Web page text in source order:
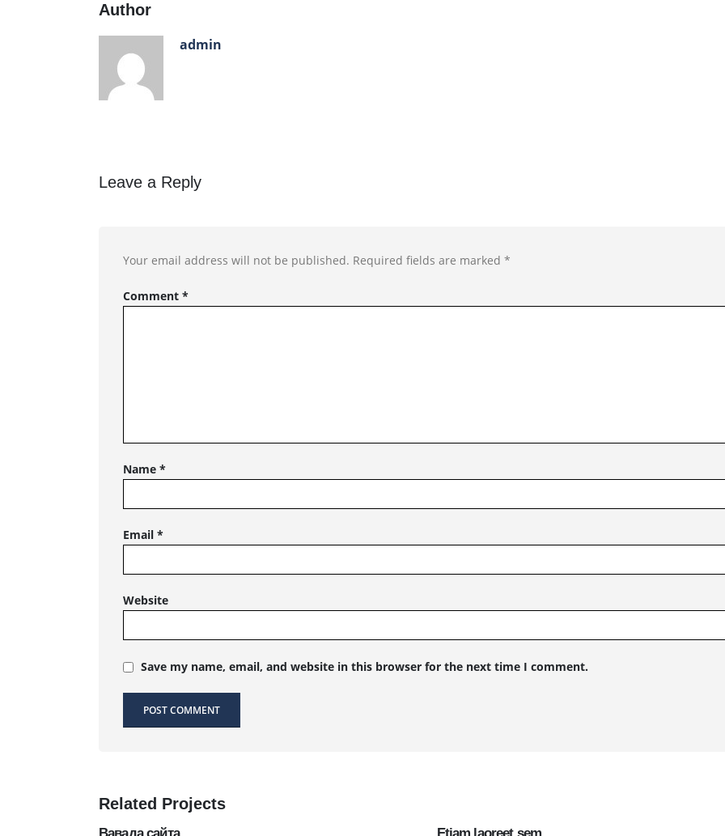
Author
admin
Leave a Reply
Your email address will not be published. Required fields are marked *
Comment *
Name *
Email *
Website
Save my name, email, and website in this browser for the next time I comment.
Related Projects